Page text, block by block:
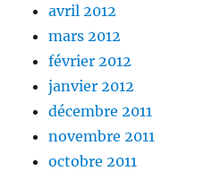
avril 2012
mars 2012
février 2012
janvier 2012
décembre 2011
novembre 2011
octobre 2011